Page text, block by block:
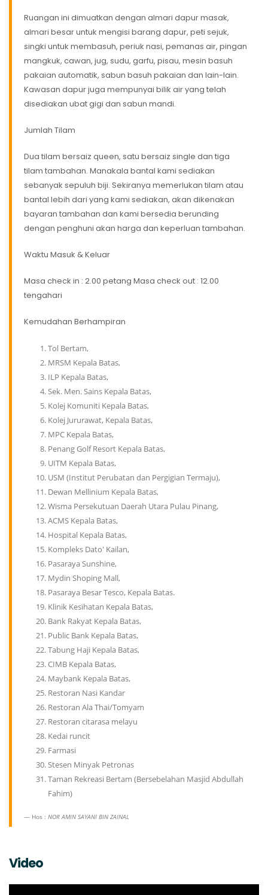
Ruangan ini dimuatkan dengan almari dapur masak,
almari besar untuk mengisi barang dapur, peti sejuk,
singki untuk membasuh, periuk nasi, pemanas air, pingan
mangkuk, cawan, jug, sudu, garfu, pisau, mesin basuh
pakaian automatik, sabun basuh pakaian dan lain-lain.
Kawasan dapur juga mempunyai bilik air yang telah
disediakan ubat gigi dan sabun mandi.
Jumlah Tilam
Dua tilam bersaiz queen, satu bersaiz single dan tiga
tilam tambahan. Manakala bantal kami sediakan
sebanyak sepuluh biji. Sekiranya memerlukan tilam atau
bantal lebih dari yang kami sediakan, akan dikenakan
bayaran tambahan dan kami bersedia berunding
dengan penghuni akan harga dan keperluan tambahan.
Waktu Masuk & Keluar
Masa check in : 2.00 petang Masa check out : 12.00
tengahari
Kemudahan Berhampiran
Tol Bertam,
MRSM Kepala Batas,
ILP Kepala Batas,
Sek. Men. Sains Kepala Batas,
Kolej Komuniti Kepala Batas,
Kolej Jururawat, Kepala Batas,
MPC Kepala Batas,
Penang Golf Resort Kepala Batas,
UITM Kepala Batas,
USM (Institut Perubatan dan Pergigian Termaju),
Dewan Mellinium Kepala Batas,
Wisma Persekutuan Daerah Utara Pulau Pinang,
ACMS Kepala Batas,
Hospital Kepala Batas,
Kompleks Dato' Kailan,
Pasaraya Sunshine,
Mydin Shoping Mall,
Pasaraya Besar Tesco, Kepala Batas.
Klinik Kesihatan Kepala Batas,
Bank Rakyat Kepala Batas,
Public Bank Kepala Batas,
Tabung Haji Kepala Batas,
CIMB Kepala Batas,
Maybank Kepala Batas,
Restoran Nasi Kandar
Restoran Ala Thai/Tomyam
Restoran citarasa melayu
Kedai runcit
Farmasi
Stesen Minyak Petronas
Taman Rekreasi Bertam (Bersebelahan Masjid Abdullah
Fahim)
Hos : NOR AMIN SAYANI BIN ZAINAL
Video